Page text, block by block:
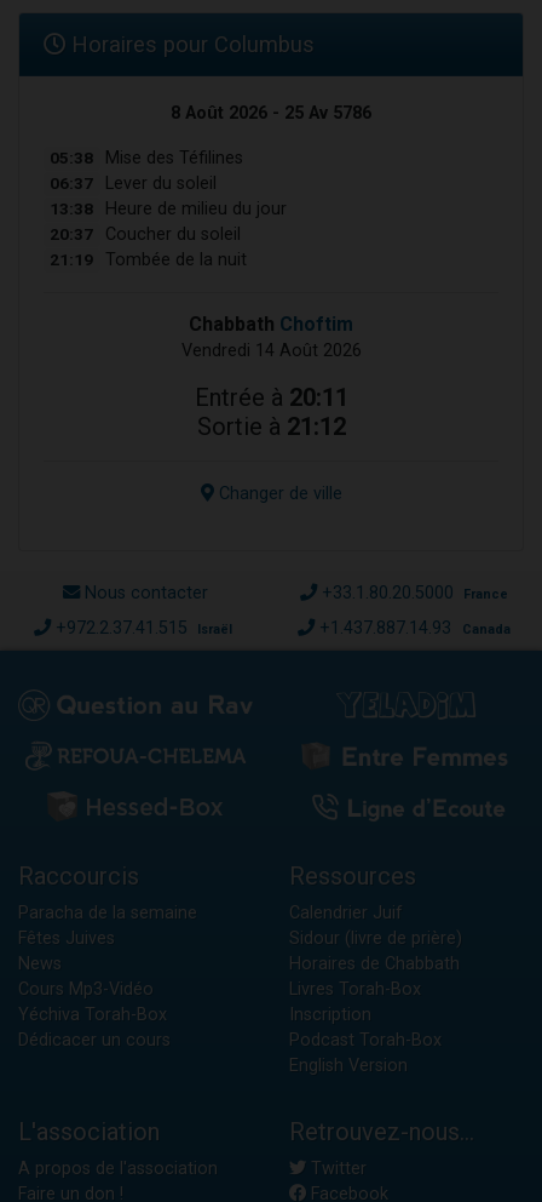
Horaires pour Columbus
8 Août 2026 - 25 Av 5786
05:38 Mise des Téfilines
06:37 Lever du soleil
13:38 Heure de milieu du jour
20:37 Coucher du soleil
21:19 Tombée de la nuit
Chabbath Choftim
Vendredi 14 Août 2026
Entrée à 20:11
Sortie à 21:12
Changer de ville
Nous contacter +33.1.80.20.5000 France
+972.2.37.41.515 Israël +1.437.887.14.93 Canada
Raccourcis
Paracha de la semaine
Fêtes Juives
News
Cours Mp3-Vidéo
Yéchiva Torah-Box
Dédicacer un cours
Ressources
Calendrier Juif
Sidour (livre de prière)
Horaires de Chabbath
Livres Torah-Box
Inscription
Podcast Torah-Box
English Version
L'association
A propos de l'association
Faire un don !
Retrouvez-nous...
Twitter
Facebook